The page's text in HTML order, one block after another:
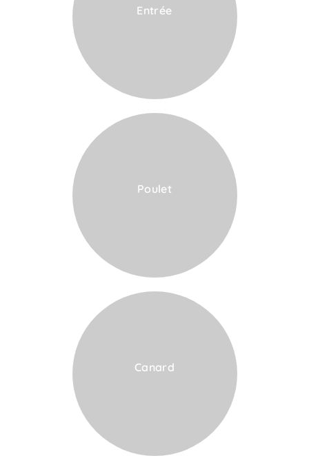
Entrée
VOIR LA CARTE
Poulet
VOIR LA CARTE
Canard
VOIR LA CARTE